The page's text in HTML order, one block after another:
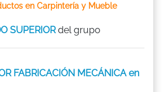
en Carpintería y Mueble
SUPERIORdel grupo
FABRICACIÓN MECÁNICA en